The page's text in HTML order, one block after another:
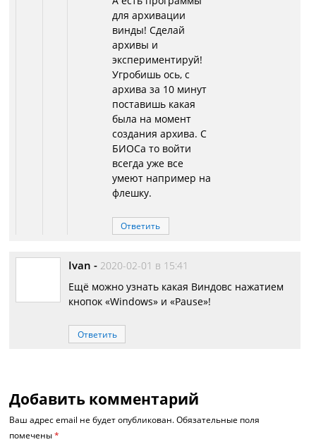
для архивации
винды! Сделай
архивы и
экспериментируй!
Угробишь ось, с
архива за 10 минут
поставишь какая
была на момент
создания архива. С
БИОСа то войти
всегда уже все
умеют например на
флешку.
Ответить
Ivan - 2020-02-01 в 15:41
Ещё можно узнать какая Виндовс нажатием
кнопок «Windows» и «Pause»!
Ответить
Добавить комментарий
Ваш адрес email не будет опубликован. Обязательные поля
помечены*